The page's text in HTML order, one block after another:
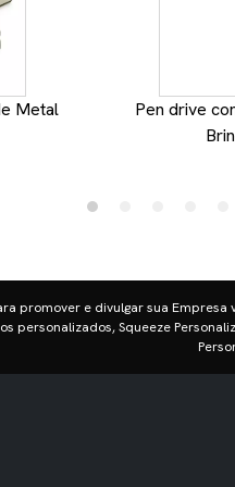
Metal
Pen drive
promover e divulgar sua
personalizados, Squeeze